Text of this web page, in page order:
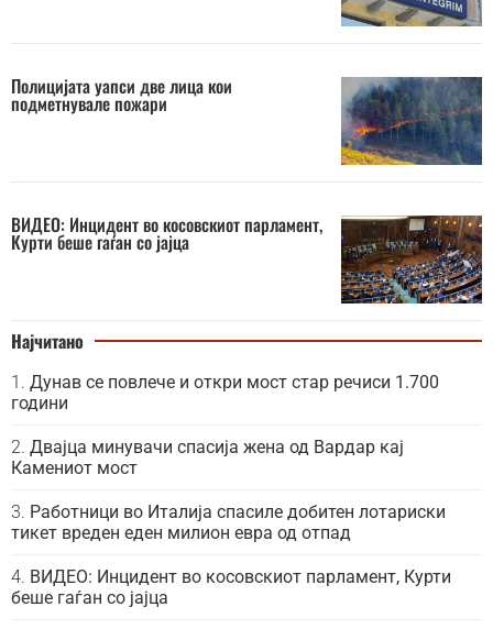
Полицијата уапси две лица кои
подметнувале пожари
ВИДЕО: Инцидент во косовскиот парламент,
Курти беше гаѓан со јајца
Најчитано
Дунав се повлече и откри мост стар речиси 1.700
години
Двајца минувачи спасија жена од Вардар кај
Камениот мост
Работници во Италија спасиле добитен лотариски
тикет вреден еден милион евра од отпад
ВИДЕО: Инцидент во косовскиот парламент, Курти
беше гаѓан со јајца